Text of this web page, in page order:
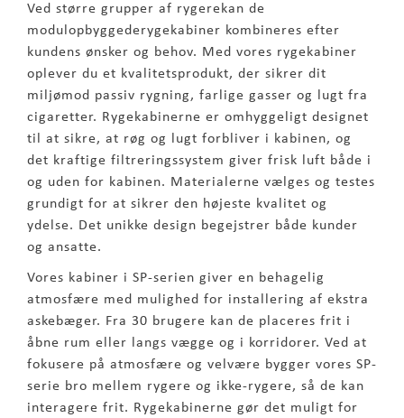
Ved større grupper af rygerekan de
modulopbyggederygekabiner kombineres efter
kundens ønsker og behov. Med vores rygekabiner
oplever du et kvalitetsprodukt, der sikrer dit
miljømod passiv rygning, farlige gasser og lugt fra
cigaretter. Rygekabinerne er omhyggeligt designet
til at sikre, at røg og lugt forbliver i kabinen, og
det kraftige filtreringssystem giver frisk luft både i
og uden for kabinen. Materialerne vælges og testes
grundigt for at sikrer den højeste kvalitet og
ydelse. Det unikke design begejstrer både kunder
og ansatte.
Vores kabiner i SP-serien giver en behagelig
atmosfære med mulighed for installering af ekstra
askebæger. Fra 30 brugere kan de placeres frit i
åbne rum eller langs vægge og i korridorer. Ved at
fokusere på atmosfære og velvære bygger vores SP-
serie bro mellem rygere og ikke-rygere, så de kan
interagere frit. Rygekabinerne gør det muligt for